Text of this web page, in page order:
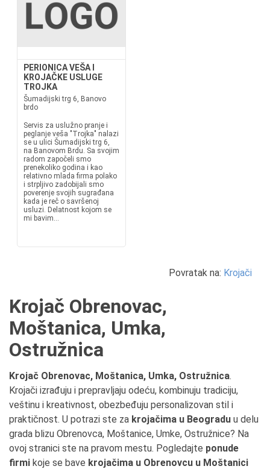
PERIONICA VEŠA I
KROJAČKE USLUGE
TROJKA
Šumadijski trg 6, Banovo
brdo
Servis za uslužno pranje i
peglanje veša "Trojka" nalazi
se u ulici Šumadijski trg 6,
na Banovom Brdu. Sa svojim
radom započeli smo
prenekoliko godina i kao
relativno mlada firma polako
i strpljivo zadobijali smo
poverenje svojih sugrađana
kada je reč o savršenoj
usluzi. Delatnost kojom se
mi bavim...
Povratak na: Krojači
Krojač Obrenovac,
Moštanica, Umka,
Ostružnica
Krojač Obrenovac, Moštanica, Umka, Ostružnica.
Krojači izrađuju i prepravljaju odeću, kombinuju tradiciju,
veštinu i kreativnost, obezbeđuju personalizovan stil i
praktičnost. U potrazi ste za krojačima u Beogradu u delu
grada blizu Obrenovca, Moštanice, Umke, Ostružnice? Na
ovoj stranici ste na pravom mestu. Pogledajte ponude
firmi koje se bave krojačima u Obrenovcu u Moštanici